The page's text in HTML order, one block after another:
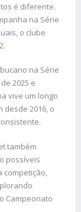
é diferente.
na Série
o clube
na Série
2025 e
vive um longo
desde 2016, o
também
possíveis
competição,
Campeonato